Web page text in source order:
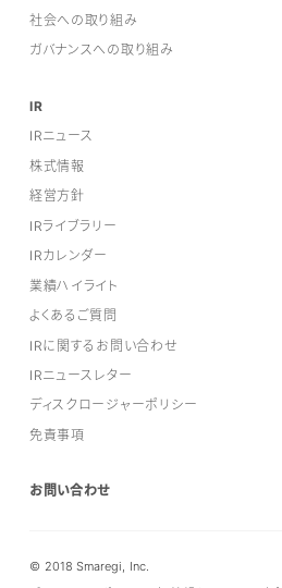
社会への取り組み
ガバナンスへの取り組み
IR
IRニュース
株式情報
経営方針
IRライブラリー
IRカレンダー
業績ハイライト
よくあるご質問
IRに関するお問い合わせ
IRニュースレター
ディスクロージャーポリシー
免責事項
お問い合わせ
© 2018 Smaregi, Inc.